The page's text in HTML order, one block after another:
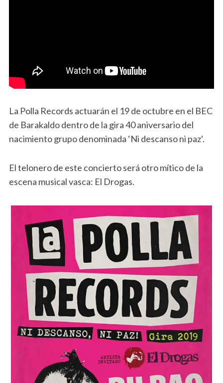
La Polla Records actuarán el 19 de octubre en el BEC
de Barakaldo dentro de la gira 40 aniversario del
nacimiento grupo denominada ‘Ni descanso ni paz‘.
El telonero de este concierto será otro mítico de la
escena musical vasca: El Drogas.